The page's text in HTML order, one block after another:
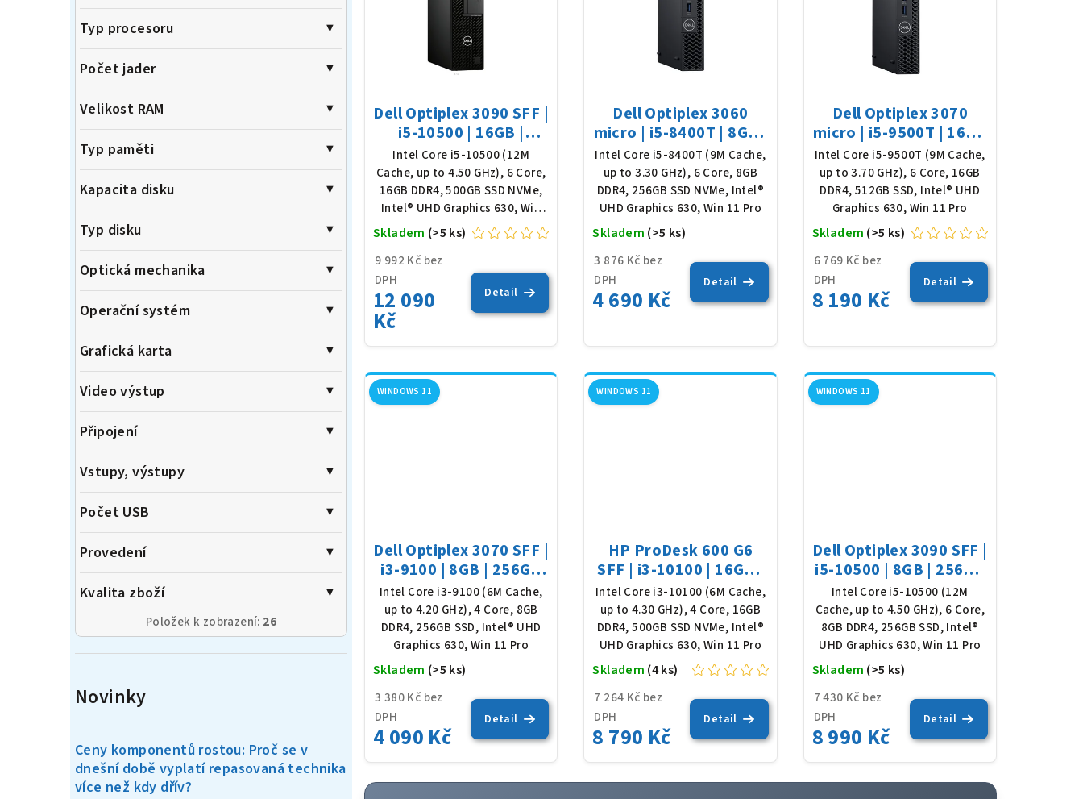
Typ procesoru
Počet jader
Velikost RAM
Typ paměti
Kapacita disku
Typ disku
Optická mechanika
Operační systém
Grafická karta
Video výstup
Připojení
Vstupy, výstupy
Počet USB
Provedení
Kvalita zboží
Položek k zobrazení: 26
Novinky
Ceny komponentů rostou: Proč se v
dnešní době vyplatí repasovaná technika
více než kdy dřív?
ů
Dell Optiplex 3090 SFF |
i5-10500 | 16GB |
500GB SSD | Win 11
Intel Core i5-10500 (12M
Cache, up to 4.50 GHz), 6 Core,
16GB DDR4, 500GB SSD NVMe,
Intel® UHD Graphics 630, Win
11 Pro
9 992 Kč bez
DPH
12 090
Kč
Skladem (>5 ks)
Detail
Dell Optiplex 3060
micro | i5-8400T | 8GB |
256GB SSD | Win 11
Intel Core i5-8400T (9M Cache,
up to 3.30 GHz), 6 Core, 8GB
DDR4, 256GB SSD NVMe, Intel®
UHD Graphics 630, Win 11 Pro
3 876 Kč bez
DPH
4 690 Kč
Skladem (>5 ks)
Průměrné
hodnocení
produktu
je
hvězdiček.
Detail
Dell Optiplex 3070
micro | i5-9500T | 16GB
| 512GB SSD | Win 11
Intel Core i5-9500T (9M Cache,
up to 3.70 GHz), 6 Core, 16GB
DDR4, 512GB SSD, Intel® UHD
Graphics 630, Win 11 Pro
6 769 Kč bez
DPH
8 190 Kč
Skladem (>5 ks)
Detail
WINDOWS 11
Dell Optiplex 3070 SFF |
i3-9100 | 8GB | 256GB
SSD | Win 11
Intel Core i3-9100 (6M Cache,
up to 4.20 GHz), 4 Core, 8GB
DDR4, 256GB SSD, Intel® UHD
Graphics 630, Win 11 Pro
3 380 Kč bez
DPH
4 090 Kč
Skladem (>5 ks)
Průměrné
hodnocení
produktu
je
Detail
WINDOWS 11
HP ProDesk 600 G6
SFF | i3-10100 | 16GB |
500GB SSD | Win 11
Intel Core i3-10100 (6M Cache,
up to 4.30 GHz), 4 Core, 16GB
DDR4, 500GB SSD NVMe, Intel®
UHD Graphics 630, Win 11 Pro
7 264 Kč bez
DPH
8 790 Kč
Skladem (4 ks)
Detail
WINDOWS 11
Dell Optiplex 3090 SFF |
i5-10500 | 8GB | 256GB
SSD | Win 11
Intel Core i5-10500 (12M
Cache, up to 4.50 GHz), 6 Core,
8GB DDR4, 256GB SSD, Intel®
UHD Graphics 630, Win 11 Pro
7 430 Kč bez
DPH
8 990 Kč
Skladem (>5 ks)
hodnocení
je
Detail